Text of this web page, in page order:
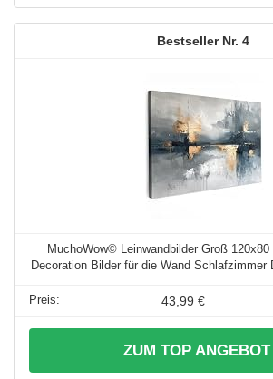
4
MuchoWow© Leinwandbilder Groß
Decoration Bilder für die Wand Schlafzimmer
43,99 €
ZUM TOP